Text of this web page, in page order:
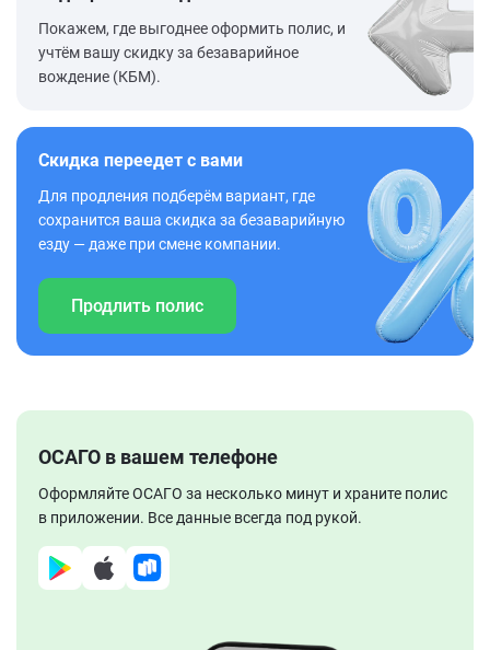
Покажем, где выгоднее оформить полис, и
учтём вашу скидку за безаварийное
вождение (КБМ).
Скидка переедет с вами
Для продления подберём вариант, где
сохранится ваша скидка за безаварийную
езду — даже при смене компании.
Продлить полис
ОСАГО в вашем телефоне
Оформляйте ОСАГО за несколько минут и храните полис
в приложении. Все данные всегда под рукой.